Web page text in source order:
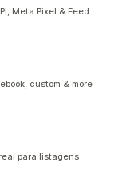
Meta Pixel & Feed
custom & more
para listagens